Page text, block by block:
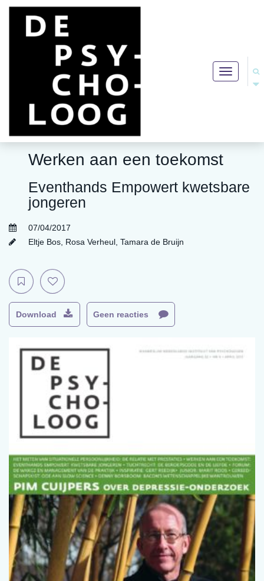
Toggle
navigation
Werken aan een toekomst
Eventhands Empowert kwetsbare
jongeren
07/04/2017
Eltje Bos Rosa Verheul Tamara de Bruijn
Download Geen reacties